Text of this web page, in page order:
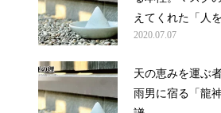
えてくれた「人
2020.07.07
天の恵みを運ぶ
雨男に宿る「龍